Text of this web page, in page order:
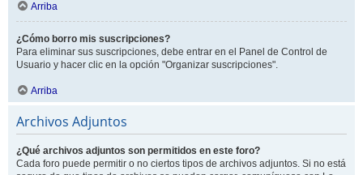
Arriba
¿Cómo borro mis suscripciones?
Para eliminar sus suscripciones, debe entrar en el Panel de Control de
Usuario y hacer clic en la opción "Organizar suscripciones".
Arriba
Archivos Adjuntos
¿Qué archivos adjuntos son permitidos en este foro?
Cada foro puede permitir o no ciertos tipos de archivos adjuntos. Si no está